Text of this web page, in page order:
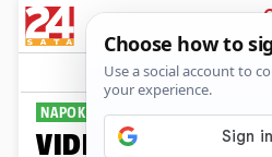
Sport
NAPOKON...
VIDEO Oršić